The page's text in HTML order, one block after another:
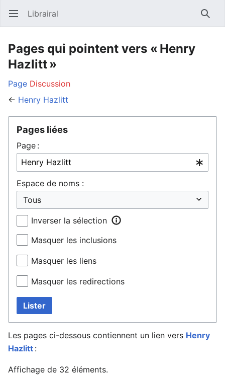
Ouvrir le menu principal Librairal
Pages qui pointent vers « Henry
Hazlitt »
Page Discussion
← Henry Hazlitt
Pages liées
Page :
Espace de noms :
Inverser la sélection
Masquer les inclusions
Masquer les liens
Masquer les redirections
Lister
Les pages ci-dessous contiennent un lien vers Henry
Hazlitt :
Affichage de 32 éléments.